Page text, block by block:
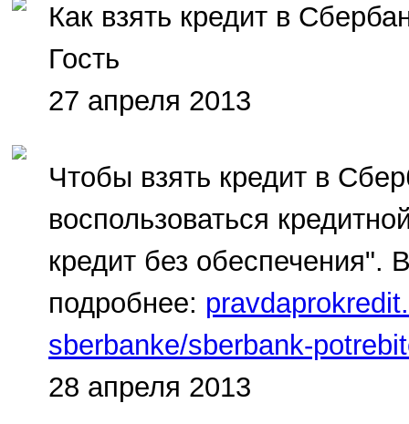
Как взять кредит в
Гость
27 апреля 2013
Чтобы взять кредит в
воспользоваться
кредит без обеспечения".
подробнее:
sberbanke/sberbank-
28 апреля 2013